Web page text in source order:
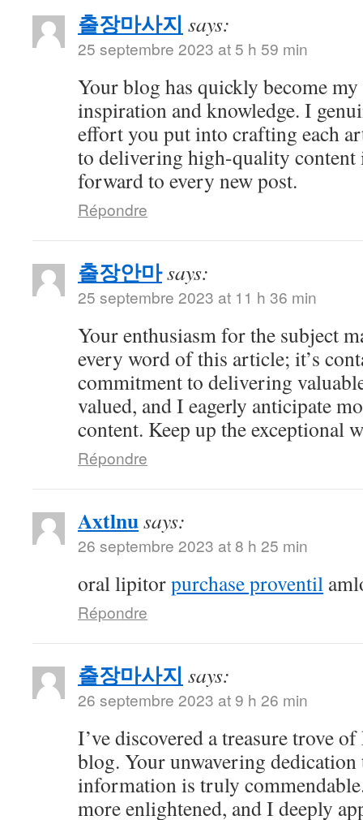
출장마사지 says:
25 septembre 2023 at 5 h 59 min
Your blog has quickly become
inspiration and knowledge. I
effort you put into crafting each
to delivering high-quality content
forward to every new post.
Répondre
출장안마says:
25 septembre 2023 at 11 h 36 min
Your enthusiasm for the subject
every word of this article; it’s
commitment to delivering
valued, and I eagerly anticipate
content. Keep up the exceptional
Répondre
Axtlnusays:
26 septembre 2023 at 8 h 25 min
oral lipitorpurchase proventil
Répondre
출장마사지 says:
26 septembre 2023 at 9 h 26 min
I’ve discovered a treasure trove
blog. Your unwavering
information is truly
more enlightened, and I deeply